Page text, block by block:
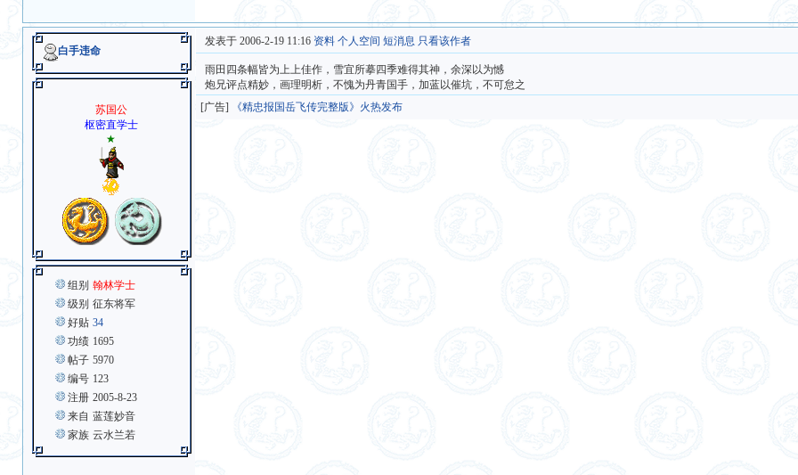
白手违命
苏国公
枢密直学士
★
组别 翰林学士
级别 征东将军
好贴 34
功绩 1695
帖子 5970
编号 123
注册 2005-8-23
来自 蓝莲妙音
家族 云水兰若
发表于 2006-2-19 11:16 资料 个人空间 短消息 只看该作者
雨田四条幅皆为上上佳作，雪宜所摹四季难得其神，余深以为憾
炮兄评点精妙，画理明析，不愧为丹青国手，加蓝以催坑，不可怠之
[广告]
《精忠报国岳飞传完整版》火热发布